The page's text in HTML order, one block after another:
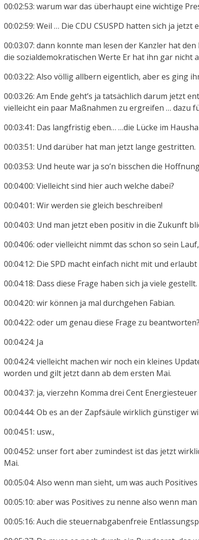
00:02:53: warum war das überhaupt eine wichtige
00:02:59: Weil … Die CDU CSUSPD hatten sich ja
00:03:07: dann konnte man lesen der Kanzler hat
die sozialdemokratischen Werte Er hat ihn gar nicht
00:03:22: Also völlig allbern eigentlich, aber es ging
00:03:26: Am Ende geht’s ja tatsächlich darum jetzt
vielleicht ein paar Maßnahmen zu ergreifen … dazu
00:03:41: Das langfristig eben… …die Lücke im
00:03:51: Und darüber hat man jetzt lange gestritten.
00:03:53: Und heute war ja so’n bisschen die
00:04:00: Vielleicht sind hier auch welche dabei?
00:04:01: Wir werden sie gleich beschreiben!
00:04:03: Und man jetzt eben positiv in die Zukunft
00:04:06: oder vielleicht nimmt das schon so sein
00:04:12: Die SPD macht einfach nicht mit und
00:04:18: Dass diese Frage haben sich ja viele gestellt.
00:04:20: wir können ja mal durchgehen Fabian.
00:04:22: oder um genau diese Frage zu beantworten?
00:04:24: Ja
00:04:24: vielleicht machen wir noch ein kleines
worden und gilt jetzt dann ab dem ersten Mai.
00:04:37: ja, vierzehn Komma drei Cent
00:04:44: Ob es an der Zapfsäule wirklich
00:04:51: usw.,
00:04:52: unser fort aber zumindest ist das jetzt
Mai.
00:05:04: Also wenn man sieht, um was auch
00:05:10: aber was Positives zu nenne also wenn
00:05:16: Auch die steuernabgabenfreie